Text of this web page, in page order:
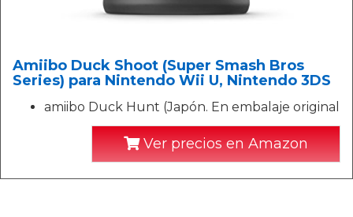
Amiibo Duck Shoot (Super Smash Bros
Series) para Nintendo Wii U, Nintendo 3DS
amiibo Duck Hunt (Japón. En embalaje original
Ver precios en Amazon